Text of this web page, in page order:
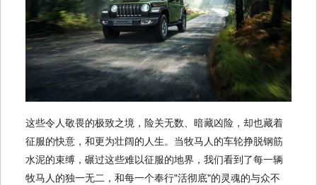
这些令人敬畏的极致之境，险关无数、暗藏凶险，却也藏着
征服的快意，和更为壮阔的人生。当牧马人的车轮挣脱钢筋
水泥的束缚，碾过这些难以征服的地界，我们看到了每一辆
牧马人的独一无二，和每一个奉行"活彻底"的灵魂的与众不